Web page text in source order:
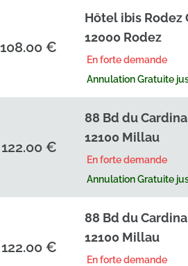
108.00 €
Hôtel ibis Rodez
12000 Rodez
En forte demande
Annulation Gratuite
122.00 €
88 Bd du
12100 Millau
En forte demande
Annulation Gratuite
122.00 €
88 Bd du
12100 Millau
En forte demande